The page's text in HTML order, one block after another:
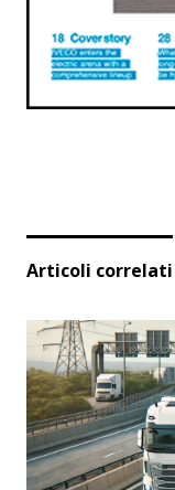
Articoli correlati